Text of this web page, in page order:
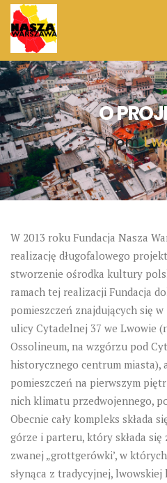
O
Dom
W 2013 roku Fundacja Nasza
realizację długofalowego
stworzenie ośrodka kultury
ramach tej realizacji Fundacja
pomieszczeń znajdujących się
ulicy Cytadelnej 37 we Lwowie
Ossolineum, na wzgórzu pod
historycznego centrum miasta),
pomieszczeń na pierwszym
nich klimatu przedwojennego,
Obecnie cały kompleks składa
górze i parteru, który składa się
zwanej „grottgerówki’, w
słynąca z tradycyjnej,